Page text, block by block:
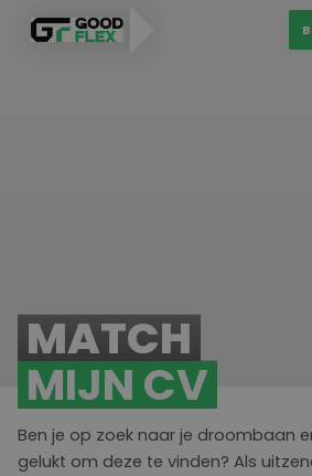
Diensten
Uitzenden
Detacheren
Werving & selectie
Over ons
Ons sollicitatieproces
Blogs
Contact
MATCH
MIJN CV
Ben je op zoek naar je droombaan
gelukt om deze te vinden? Als